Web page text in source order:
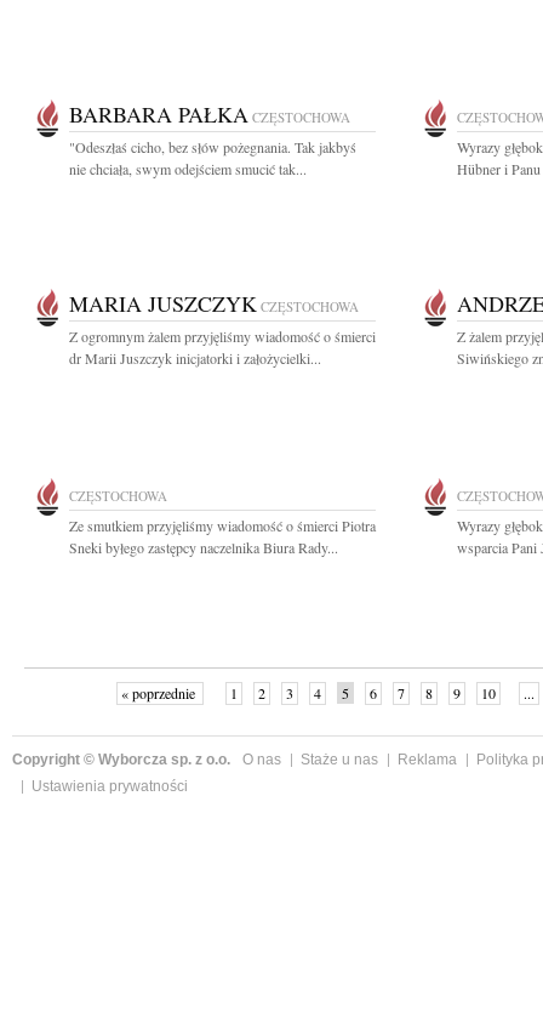
BARBARA PAŁKA CZĘSTOCHOWA
"Odeszłaś cicho, bez słów pożegnania. Tak jakbyś
nie chciała, swym odejściem smucić tak...
Wyrazy
Hübner i
MARIA JUSZCZYK CZĘSTOCHOWA
Z ogromnym żalem przyjęliśmy wiadomość o śmierci
dr Marii Juszczyk inicjatorki i założycielki...
Z żalem
Siwińskiego
CZĘSTOCHOWA
Ze smutkiem przyjęliśmy wiadomość o śmierci Piotra
Sneki byłego zastępcy naczelnika Biura Rady...
Wyrazy
wsparcia Pani
« poprzednie 1 2 3 4 5 6 7 8 9 10 ...
Copyright © Wyborcza sp. z o.o. O nas Staże u nas Reklama
Polityka
Ustawienia prywatności